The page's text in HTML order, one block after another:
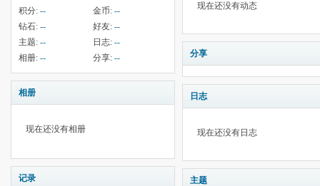
积分: -- 金币: --
钻石: -- 好友: --
主题: -- 日志: --
相册: -- 分享: --
相册
现在还没有相册
记录
现在还没有动态
分享
日志
现在还没有日志
主题